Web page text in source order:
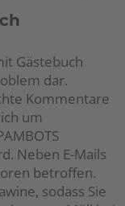
Gästebuch
dar.
Kommentare
um
Neben E-Mails
betroffen.
sodass Sie